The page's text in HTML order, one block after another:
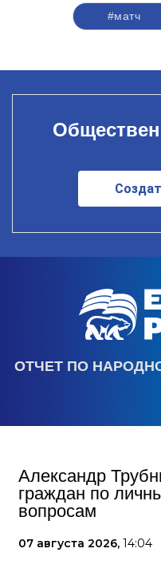
#матч
ОТЧЕТ ПО
Александр
граждан по
вопросам
07 августа 2026, 14:04